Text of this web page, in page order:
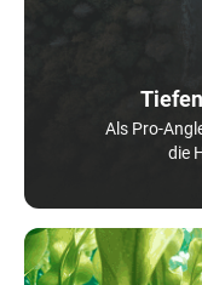
Als Pro-
die